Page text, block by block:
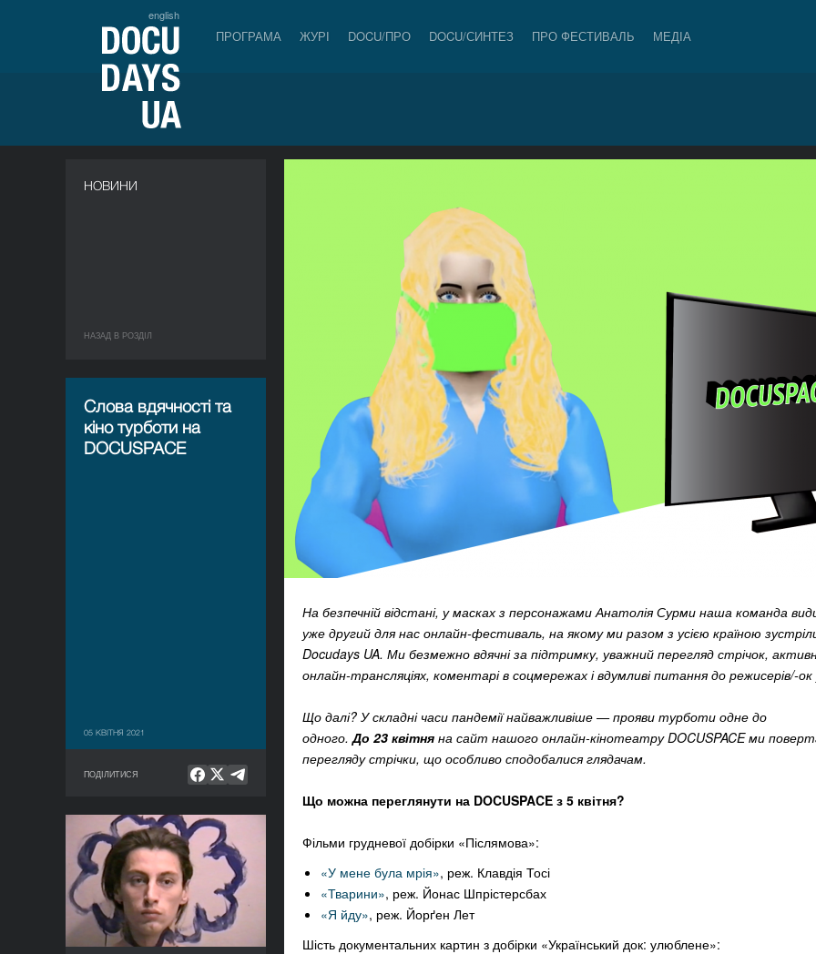
english
ПРОГРАМА ЖУРІ DOCU/ПРО DOCU/СИНТЕЗ ПРО ФЕСТИВАЛЬ МЕДІА
НОВИНИ
НАЗАД В РОЗДIЛ
Слова вдячності та
кіно турботи на
DOCUSPACE
05 КВІТНЯ 2021
ПОДІЛИТИСЯ
На безпечній відстані, у масках з персонажами Анатолія Сурми наша команда
уже другий для нас онлайн-фестиваль, на якому ми разом з усією країною
Docudays UA. Ми безмежно вдячні за підтримку, уважний перегляд стрічок,
онлайн-трансляціях, коментарі в соцмережах і вдумливі питання до режисерів/-ок
Що далі? У складні часи пандемії найважливіше — прояви турботи одне до
одного.До 23 квітня на сайт нашого онлайн-кінотеатру DOCUSPACE ми
перегляду стрічки, що особливо сподобалися глядачам.
Що можна переглянути на DOCUSPACE з 5 квітня?
Фільми грудневої добірки «Післямова»:
«У мене була мрія», реж. Клавдія Тосі
«Тварини», реж. Йонас Шпрістерсбах
«Я йду», реж. Йорґен Лет
Шість документальних картин з добірки «Український док: улюблене»:
Кохання як рятівне коло
у творчості: огляд на
стрічку «ЛЮБОВ-22-
ЛЮБОВ» Єруна
Койманса